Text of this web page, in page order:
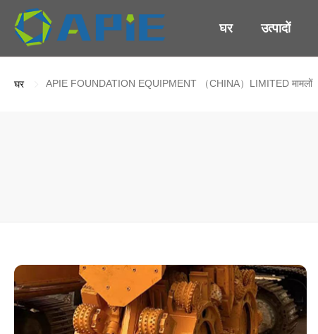
घर उत्पादों
घर APIE FOUNDATION EQUIPMENT （CHINA）LIMITED मामलों